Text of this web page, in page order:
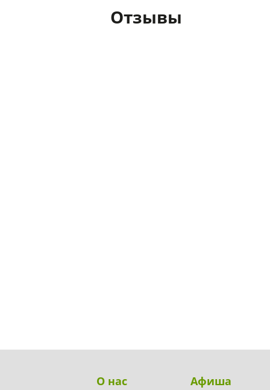
Отзывы
О нас Афиша